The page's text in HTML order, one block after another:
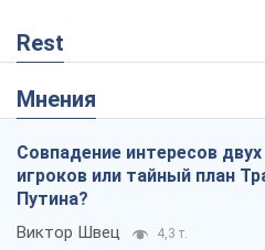
Rest
Мнения
Совпадение интересов
игроков или тайный план
Путина?
Виктор Швец 4,3 т.